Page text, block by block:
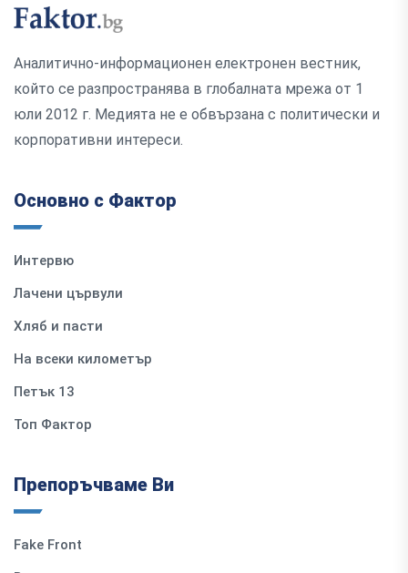
Аналитично-информационен електронен вестник,
който се разпространява в глобалната мрежа от 1
юли 2012 г. Медията не е обвързана с политически и
корпоративни интереси.
Основно с Фактор
Интервю
Лачени цървули
Хляб и пасти
На всеки километър
Петък 13
Топ Фактор
Препоръчваме Ви
Fake Front